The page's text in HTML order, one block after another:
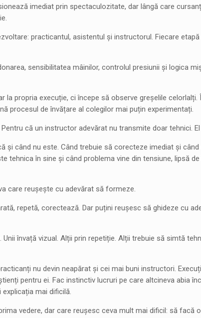
imediat prin spectaculozitate, dar lângă care
practicantul, asistentul și instructorul. Fiecare
sensibilitatea mâinilor, controlul presiunii și logica
propria execuție, ci începe să observe greșelile
procesul de învățare al colegilor mai puțin experimentați.
că un instructor adevărat nu transmite doar tehnici.
și când nu este. Când trebuie să corecteze imediat și
tehnica în sine și când problema vine din tensiune, lipsă
care reușește cu adevărat să formeze.
repetă, corectează. Dar puțini reușesc să ghideze cu
învață vizual. Alții prin repetiție. Alții trebuie să simtă
nu devin neapărat și cei mai buni instructori.
pentru ei. Fac instinctiv lucruri pe care altcineva abia
mai dificilă.
vedere, dar care reușesc ceva mult mai dificil: să facă